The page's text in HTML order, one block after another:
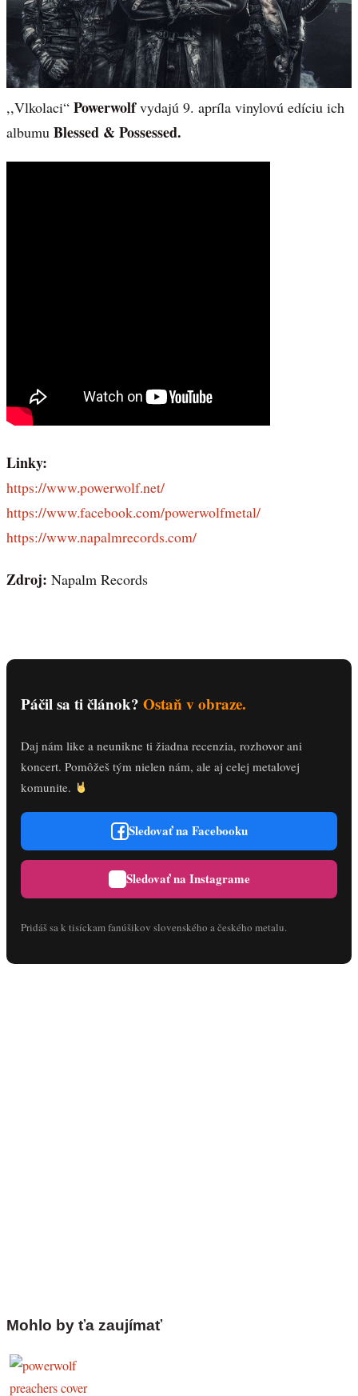
,,Vlkolaci“ Powerwolfvydajú 9. apríla vinylovú edíciu ich
albumu Blessed & Possessed.
Linky:
https://www.powerwolf.net/
https://www.facebook.com/powerwolfmetal/
https://www.napalmrecords.com/
Zdroj: Napalm Records
Páčil sa ti článok? Ostaň v obraze.
Daj nám like a neunikne ti žiadna recenzia, rozhovor ani
koncert. Pomôžeš tým nielen nám, ale aj celej metalovej
komunite.
Sledovať na Facebooku
Sledovať na Instagrame
Pridáš sa k tisíckam fanúšikov slovenského a českého metalu.
Mohlo by ťa zaujímať